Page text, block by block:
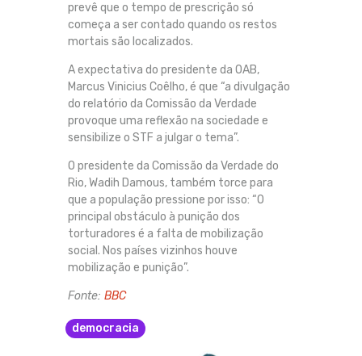
prevê que o tempo de prescrição só
começa a ser contado quando os restos
mortais são localizados.
A expectativa do presidente da OAB,
Marcus Vinicius Coêlho, é que “a divulgação
do relatório da Comissão da Verdade
provoque uma reflexão na sociedade e
sensibilize o STF a julgar o tema”.
O presidente da Comissão da Verdade do
Rio, Wadih Damous, também torce para
que a população pressione por isso: “O
principal obstáculo à punição dos
torturadores é a falta de mobilização
social. Nos países vizinhos houve
mobilização e punição”.
Fonte: BBC
democracia